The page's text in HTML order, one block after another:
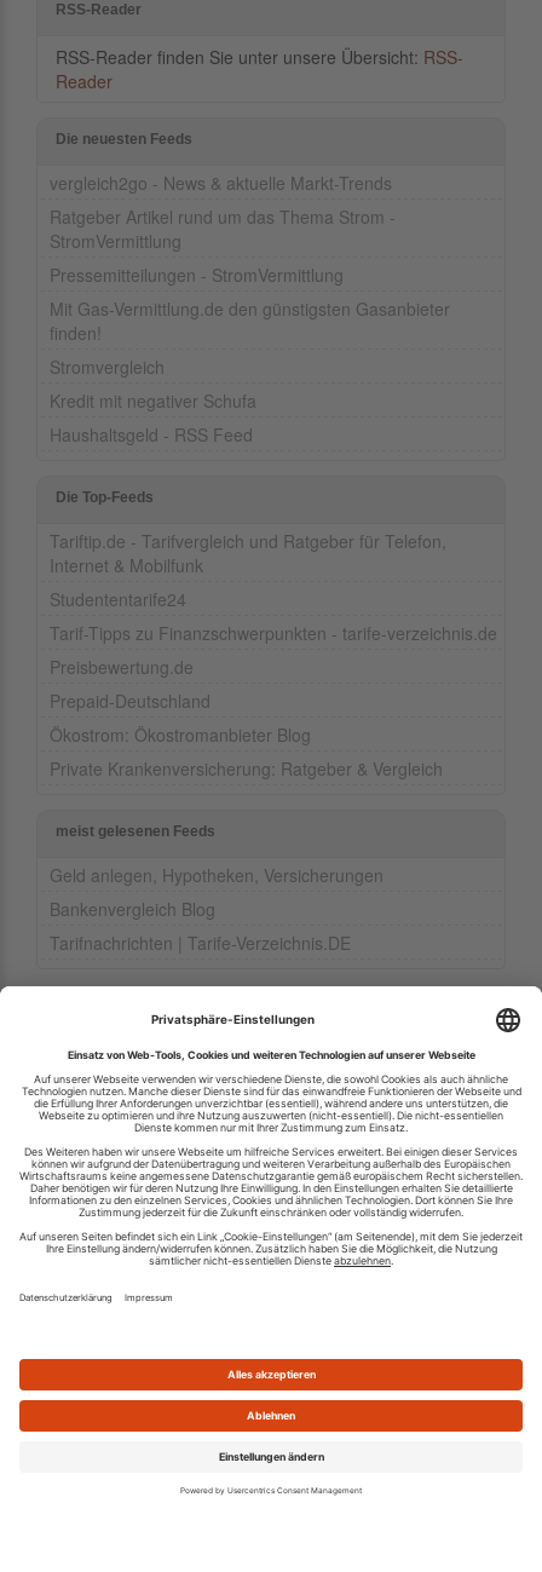
RSS-Reader
RSS-Reader finden Sie unter unsere Übersicht: RSS-
Reader
Die neuesten Feeds
vergleich2go - News & aktuelle Markt-Trends
Ratgeber Artikel rund um das Thema Strom -
StromVermittlung
Pressemitteilungen - StromVermittlung
Mit Gas-Vermittlung.de den günstigsten Gasanbieter
finden!
Stromvergleich
Kredit mit negativer Schufa
Haushaltsgeld - RSS Feed
Die Top-Feeds
Tariftip.de - Tarifvergleich und Ratgeber für Telefon,
Internet & Mobilfunk
Studententarife24
Tarif-Tipps zu Finanzschwerpunkten - tarife-verzeichnis.de
Preisbewertung.de
Prepaid-Deutschland
Ökostrom: Ökostromanbieter Blog
Private Krankenversicherung: Ratgeber & Vergleich
meist gelesenen Feeds
Geld anlegen, Hypotheken, Versicherungen
Bankenvergleich Blog
Tarifnachrichten | Tarife-Verzeichnis.DE
Ihren RSS-Feed veröffentlichen
RSS-Verzeichnis.de © 2003-2026
Impressum
Kontakt
Datenschutzinformation
Cookie-Einstellungen
Was ist ein RSS Feed?
Die besten RSS Reader
101-200|200-300